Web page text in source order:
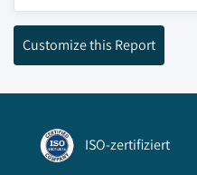
Customize this Report
ISO-zertifiziert